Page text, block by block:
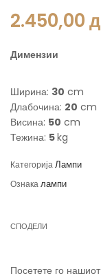
2.450,00
Димензии
Ширина: 30 cm
Длабочина: 20 cm
Висина: 50 cm
Тежина: 5kg
КатегоријаЛампи
Ознакалампи
СПОДЕЛИ
Посетете го